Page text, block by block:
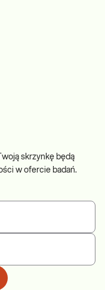
skrzynkę będą
w ofercie badań.